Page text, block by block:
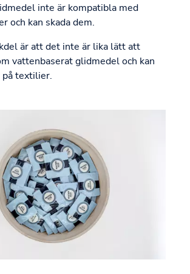
inte är kompatibla med
och kan skada dem.
är att det inte är lika lätt att
vattenbaserat glidmedel och kan
på textilier.